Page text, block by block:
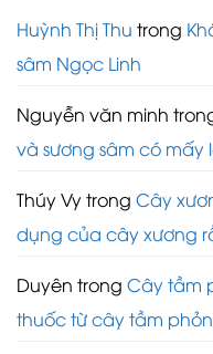
Huỳnh Thị Thu trong
sâm Ngọc Linh
Nguyễn văn minh
và sương sâm có mấy
Thúy Vytrong Cây
dụng của cây xương
Duyên trong Cây tầm
thuốc từ cây tầm